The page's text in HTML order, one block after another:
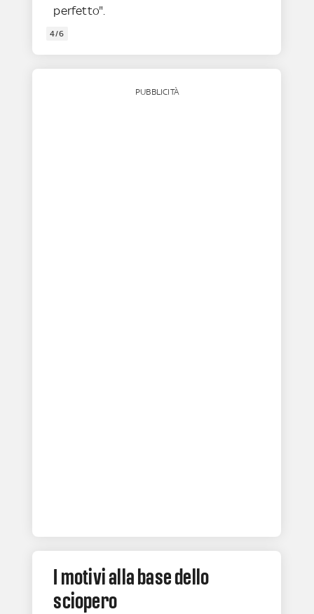
perfetto".
4/6
PUBBLICITÀ
I motivi alla base dello
sciopero